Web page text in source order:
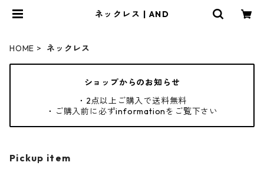
ネックレス | AND
HOME ネックレス
ショップからのお知らせ
・2点以上ご購入で送料無料
・ご購入前に必ずinformationをご覧下さい
Pickup item